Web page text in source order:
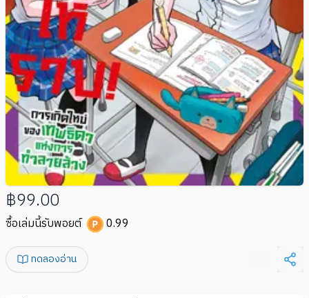
฿99.00
ซื้อเล่มนี้รับพอยต์ 0.99
ทดลองอ่าน